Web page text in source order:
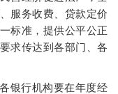
服务收费、贷款定价
标准，提供公平公正
求传达到各部门、各
银行机构要在年度经